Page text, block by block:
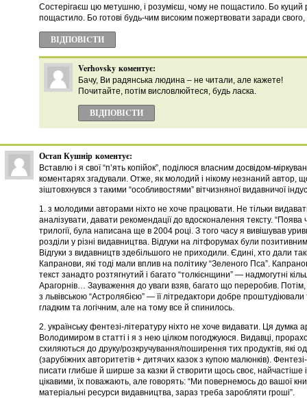
Состерігаєш цю метушню, і розумієш, чому не пощастило. Бо куций
пощастило. Бо готові будь-чим високим пожертвовати заради свого,
ВІДПОВІCТИ
Verhovsky коментує:
Бачу, Ви радянська людина – не читали, але кажете!
Почитайте, потiм висловлюйтеся, будь ласка.
ВІДПОВІCТИ
Остап Кушнір коментує:
Вставлю і я свої “п’ять копійок”, поділюся власним досвідом-
коментарях згадували. Отже, як молодий і нікому незнаний автор,
зіштовхнувся з такими “особливостями” вітчизняної видавничої
1. з молодими авторами ніхто не хоче працювати. Не тільки
аналізувати, давати рекомендації до вдосконалення тексту. “Поява
трилогії, була написана ще в 2004 році. З того часу я вивішував
розділи у різні видавництва. Відгуки на літфорумах були
Відгуки з видавництв здебільшого не приходили. Єдині, хто дали
Капранови, які тоді мали вплив на політику “Зеленого Пса”.
текст занадто розтягнутий і багато “толкієнщини” — надмогутні
Арагорнів… Зауваження до уваги взяв, багато що переробив.
з львівською “Астролябією” — її літредактори добре
гладким та логічним, але на тому все й спинилось.
2. українську фентезі-літературу ніхто не хоче видавати. Ця думка
Володимиром в статті і я з нею цілком погоджуюся. Видавці,
схиляються до друку/розкручування/поширення тих продуктів, які
(зарубіжних авторитетів + дитячих казок з купою малюнків).
писати глибше й ширше за казки й створити щось своє, найчастіше
цікавими, їх поважають, але говорять: “Ми повернемось до вашої
матеріальні ресурси видавництва, зараз треба заробляти гроші”.